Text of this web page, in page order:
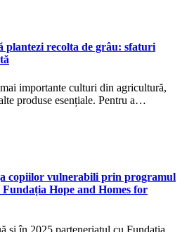
plantezi recolta de grâu: sfaturi
importante culturi din agricultură,
produse esențiale. Pentru a…
copiilor vulnerabili prin programul
Hope and Homes for
și în 2025 parteneriatul cu Fundația